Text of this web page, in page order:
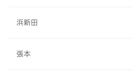
浜新田
張本